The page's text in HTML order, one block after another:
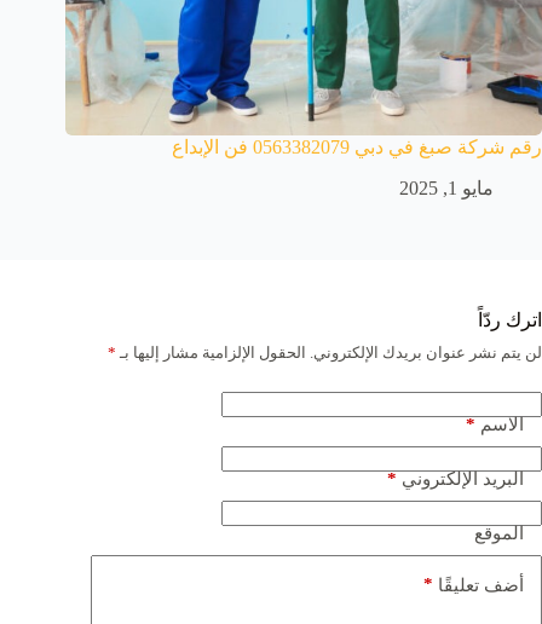
رقم شركة صبغ في دبي 0563382079 فن الإبداع
مايو 1, 2025
اترك ردّاً
لن يتم نشر عنوان بريدك الإلكتروني. الحقول الإلزامية مشار إليها بـ *
الاسم *
البريد الإلكتروني *
الموقع
أضف تعليقًا *